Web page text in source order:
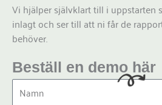
Vi hjälper självklart till i uppstarten
inlagt och ser till att ni får de
behöver.
Beställ en demo här
N